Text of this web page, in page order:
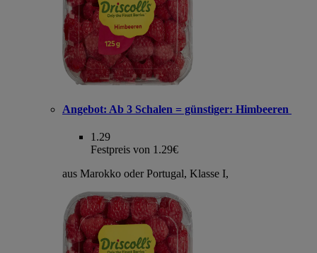
Angebot: Ab 3 Schalen = günstiger: Himbeeren
1.29
Festpreis von 1.29€
aus Marokko oder Portugal, Klasse I,